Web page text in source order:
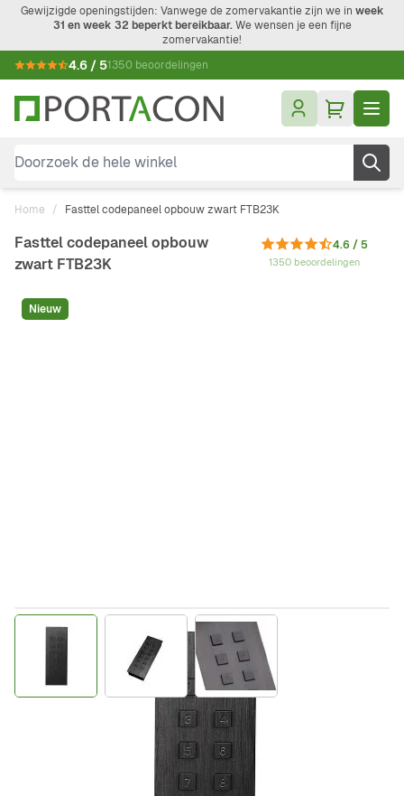
Ga naar de inhoud
Gewijzigde openingstijden: Vanwege de zomervakantie zijn we in week
31 en week 32 beperkt bereikbaar.We wensen je een fijne
zomervakantie!
4.6 / 51350 beoordelingen
Doorzoek de hele winkel
Home / Fasttel codepaneel opbouw zwart FTB23K
Fasttel codepaneel opbouw
zwart FTB23K
4.6 / 5
1350 beoordelingen
Nieuw
View larger imageView larger imageView larger image
FA100180 Productgroep A
Incl. BTW